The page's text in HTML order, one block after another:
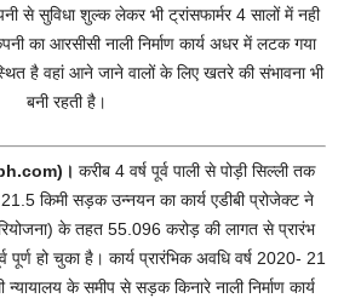
से सुविधा शुल्क लेकर भी ट्रांसफार्मर 4 सालों में नही
का आरसीसी नाली निर्माण कार्य अधर में लटक गया
है वहां आने जाने वालों के लिए खतरे की संभावना भी
बनी रहती है।
करीब 4 वर्ष पूर्व पाली से पोड़ी सिल्ली तक
किमी सड़क उन्नयन का कार्य एडीबी प्रोजेक्ट ने
के तहत 55.096 करोड़ की लागत से प्रारंभ
पूर्ण हो चुका है। कार्य प्रारंभिक अवधि वर्ष 2020- 21
न्यायालय के समीप से सड़क किनारे नाली निर्माण कार्य